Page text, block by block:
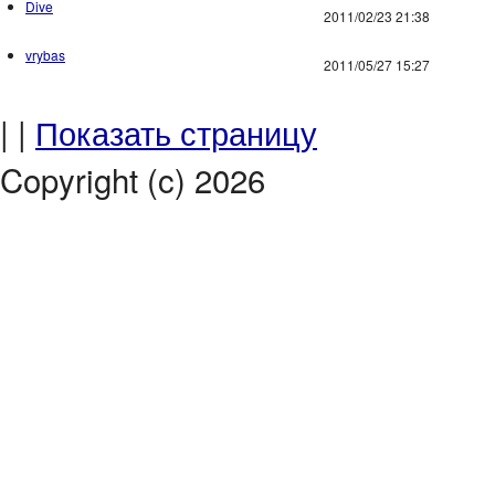
Dive
2011/02/23 21:38
vrybas
2011/05/27 15:27
| | Показать страницу
Copyright (c) 2026